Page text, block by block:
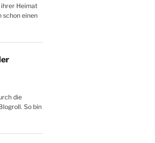
ihrer Heimat
schon einen
die
So bin